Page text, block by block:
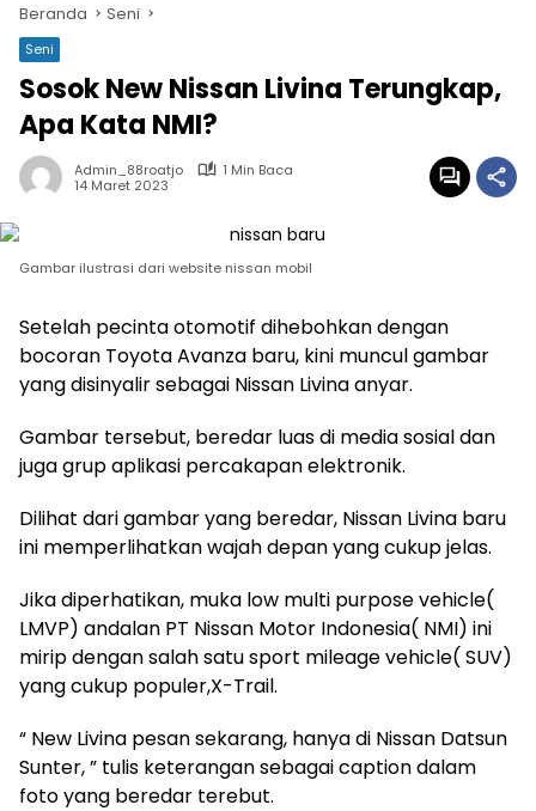
Beranda Seni
Seni
Sosok New Nissan Livina Terungkap,
Apa Kata NMI?
Admin_88roatjo
1 Min Baca
14 Maret 2023
Gambar ilustrasi dari website nissan mobil
Setelah pecinta otomotif dihebohkan dengan
bocoran Toyota Avanza baru, kini muncul gambar
yang disinyalir sebagai Nissan Livina anyar.
Gambar tersebut, beredar luas di media sosial dan
juga grup aplikasi percakapan elektronik.
Dilihat dari gambar yang beredar, Nissan Livina baru
ini memperlihatkan wajah depan yang cukup jelas.
Jika diperhatikan, muka low multi purpose vehicle(
LMVP) andalan PT Nissan Motor Indonesia( NMI) ini
mirip dengan salah satu sport mileage vehicle( SUV)
yang cukup populer,X-Trail.
“ New Livina pesan sekarang, hanya di Nissan Datsun
Sunter, ” tulis keterangan sebagai caption dalam
foto yang beredar terebut.